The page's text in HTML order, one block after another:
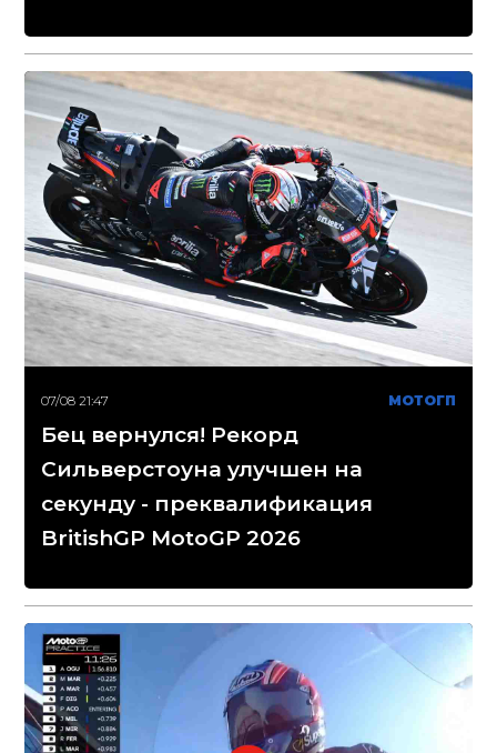
07/08 21:47 МОТОГП
Бец вернулся! Рекорд
Сильверстоуна улучшен на
секунду - преквалификация
BritishGP MotoGP 2026